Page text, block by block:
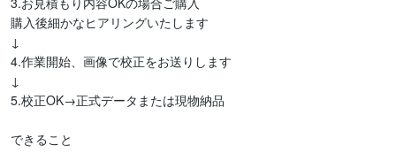
購入後細かなヒアリングいたします
↓
4.作業開始、画像で校正をお送りします
↓
5.校正OK→正式データまたは現物納品
できること